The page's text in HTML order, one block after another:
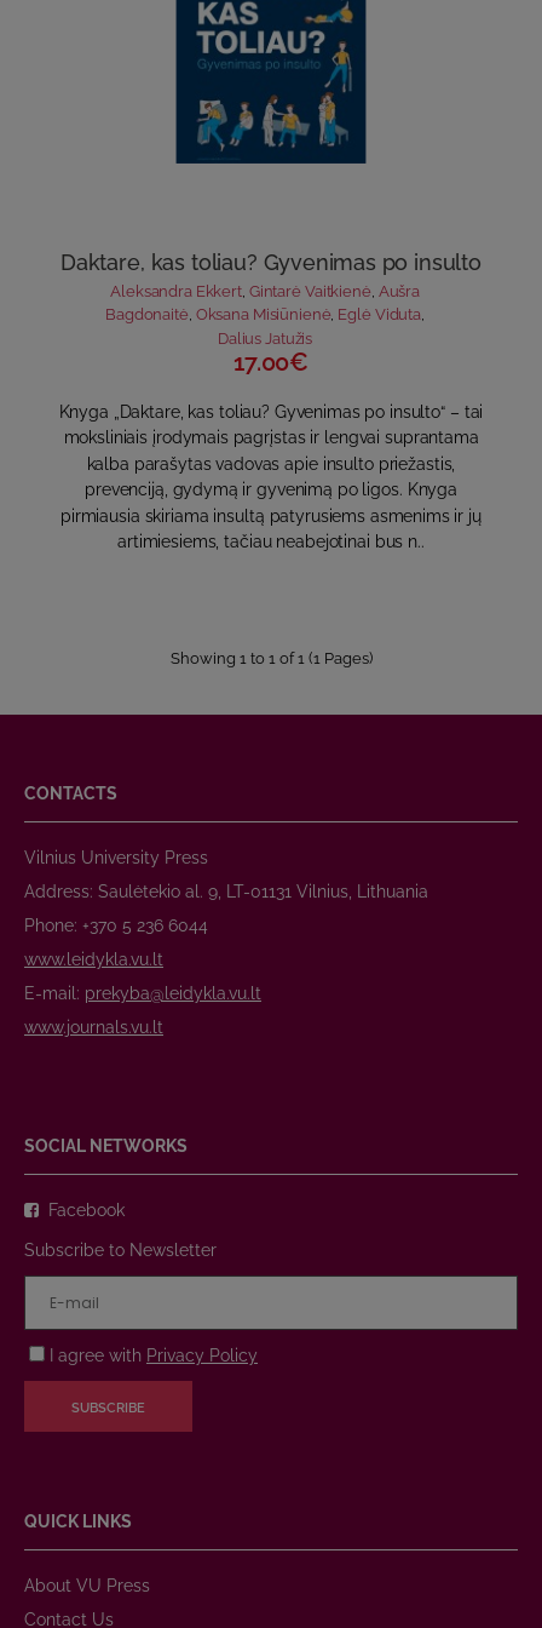
Daktare, kas toliau? Gyvenimas po insulto
Aleksandra Ekkert, Gintarė Vaitkienė Aušra
Bagdonaitė, Oksana Misiūnienė, Eglė Viduta,
Dalius Jatužis
17.00€
Knyga „Daktare, kas toliau? Gyvenimas po insulto“ – tai
moksliniais įrodymais pagrįstas ir lengvai suprantama
kalba parašytas vadovas apie insulto priežastis,
prevenciją, gydymą ir gyvenimą po ligos. Knyga
pirmiausia skiriama insultą patyrusiems asmenims ir jų
artimiesiems, tačiau neabejotinai bus n..
Showing 1 to 1 of 1 (1 Pages)
CONTACTS
Vilnius University Press
Address: Saulėtekio al. 9, LT-01131 Vilnius, Lithuania
Phone: +370 5 236 6044
www.leidykla.vu.lt
E-mail: prekyba@leidykla.vu.lt
www.journals.vu.lt
SOCIAL NETWORKS
Facebook
Subscribe to Newsletter
I agree with Privacy Policy
SUBSCRIBE
QUICK LINKS
About VU Press
Contact Us